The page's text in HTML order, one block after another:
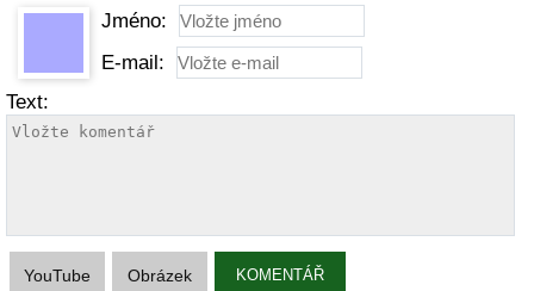
Jméno:
E-mail:
Text:
YouTube Obrázek KOMENTÁŘ